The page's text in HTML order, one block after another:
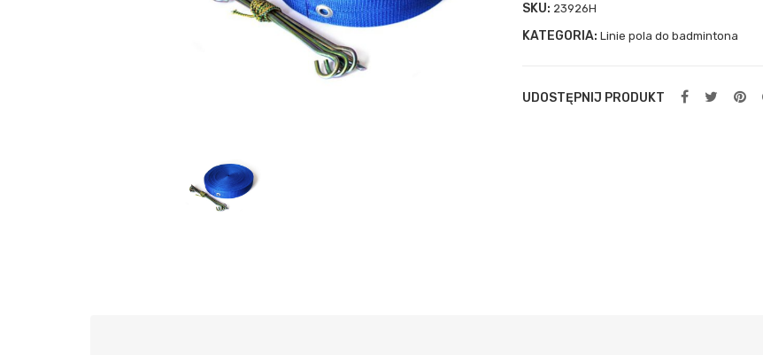
SKU: 23926H
KATEGORIA: Linie pola do badmintona
UDOSTĘPNIJ PRODUKT